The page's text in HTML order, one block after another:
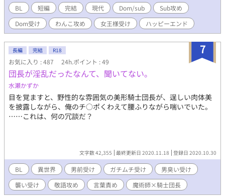
扱いされて楽しんでいたサブだったが、DomのCommandの耐性
がなくすぐに勃起してしまい、呆れた堂本に射精管理されること
に……。 Dom/Subユニバース（SM要素のある特殊性のある世
界）の設定をお借りしています。 わんこ攻め×女王様受け／Sub
攻め×Dom受け／ノンケ攻め×襲い受け ムーンライトノベルズに
も転載しています。
BL 短編 完結 現代 Dom/sub
Sub攻め
Dom受け
わんこ攻め 女王様受け ハッピーエンド
7
長編 完結 R18
お気に入り : 487 24h.ポイント : 49
団長が淫乱だったなんて、聞いてない。
水瀬かずか
目を覚ますと、野性的な雰囲気の美形騎士団長が、逞しい肉体美
を披露しながら、俺のチ○ポくわえて腰ふりながら喘いでいた。
……これは、何の冗談だ？
文字数 42,355 最終更新日 2020.11.18 登録日 2020.10.30
BL 異世界 男前受け ガチムチ受け
男臭い受け
襲い受け
敬語攻め 言葉責め 魔術師×騎士団長